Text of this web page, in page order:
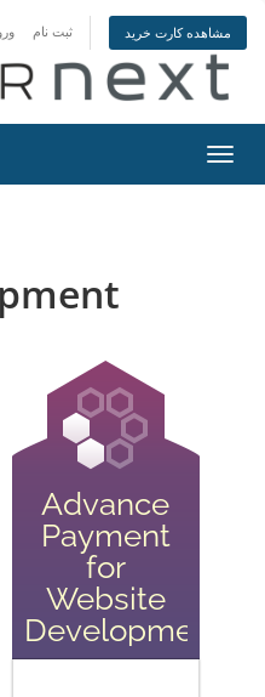
ثبت نام مشاهده کارت خرید
تغییر
Advance
Payment
for
Website
Development